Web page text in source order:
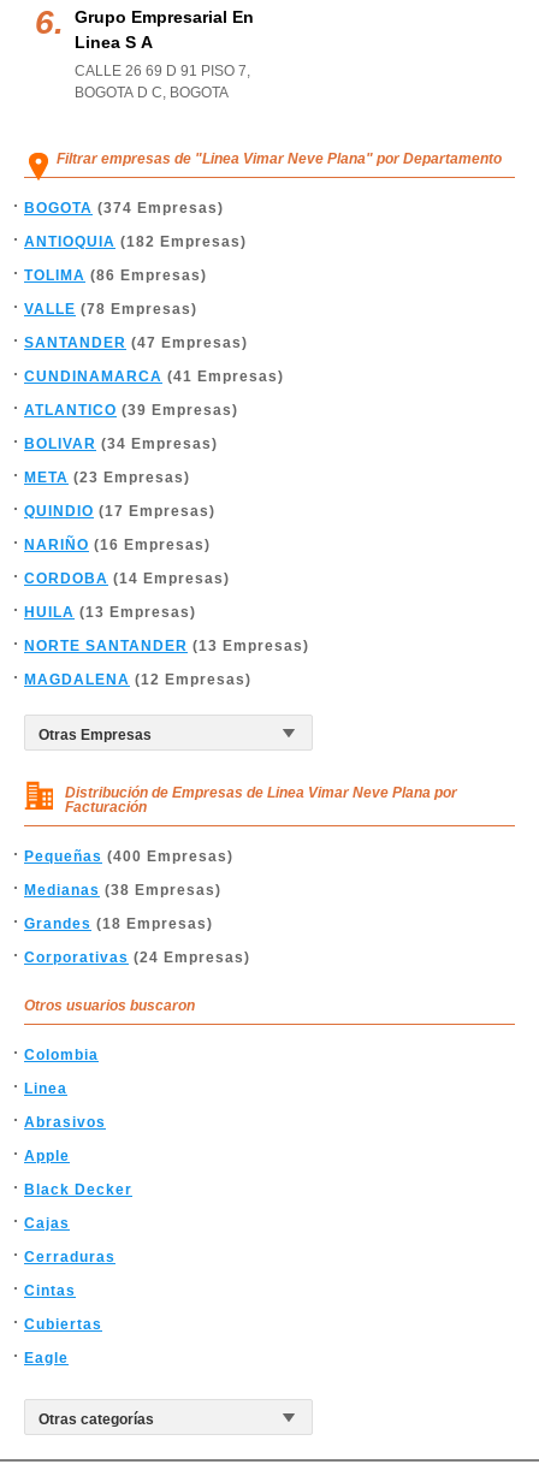
Grupo Empresarial En
Linea S A
CALLE 26 69 D 91 PISO 7,
BOGOTA D C, BOGOTA
Filtrar empresas de "Linea Vimar Neve Plana" por Departamento
BOGOTA (374 Empresas)
ANTIOQUIA (182 Empresas)
TOLIMA (86 Empresas)
VALLE (78 Empresas)
SANTANDER (47 Empresas)
CUNDINAMARCA (41 Empresas)
ATLANTICO (39 Empresas)
BOLIVAR (34 Empresas)
META (23 Empresas)
QUINDIO (17 Empresas)
NARIÑO (16 Empresas)
CORDOBA (14 Empresas)
HUILA (13 Empresas)
NORTE SANTANDER (13 Empresas)
MAGDALENA (12 Empresas)
Distribución de Empresas de Linea Vimar Neve Plana por
Facturación
Pequeñas (400 Empresas)
Medianas (38 Empresas)
Grandes (18 Empresas)
Corporativas (24 Empresas)
Otros usuarios buscaron
Colombia
Linea
Abrasivos
Apple
Black Decker
Cajas
Cerraduras
Cintas
Cubiertas
Eagle